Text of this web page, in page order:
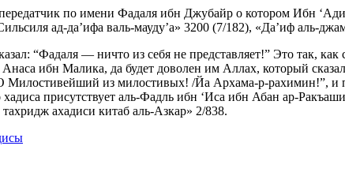
передатчик по имени Фадаля ибн Джубайр о котором Ибн
ад-да’ифа валь-мауду’а» 3200 (7/182), «Да’иф аль-
“Фадаля — ничто из себя не представляет!” Это так,
ибн Малика, да будет доволен им Аллах, который
Милостивейший из милостивых! /Йа Архама-р-рахимин!”, и
присутствует аль-Фадль ибн ‘Иса ибн Абан ар-
ахадиси китаб аль-Азкар» 2/838.